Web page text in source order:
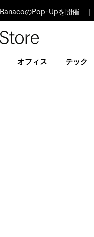
BanacoのPop-Upを開催
Design
オフィス テック